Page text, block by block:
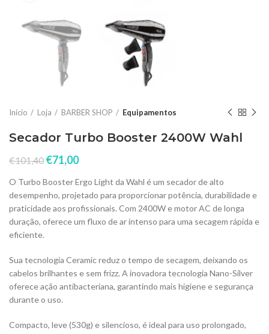
Início Loja BARBER SHOP Equipamentos
Secador Turbo Booster 2400W Wahl
€101,40 €71,00
O Turbo Booster Ergo Light da Wahl é um secador de alto
desempenho, projetado para proporcionar potência, durabilidade e
praticidade aos profissionais. Com 2400W e motor AC de longa
duração, oferece um fluxo de ar intenso para uma secagem rápida e
eficiente.
Sua tecnologia Ceramic reduz o tempo de secagem, deixando os
cabelos brilhantes e sem frizz. A inovadora tecnologia Nano-Silver
oferece ação antibacteriana, garantindo mais higiene e segurança
durante o uso.
Compacto, leve (530g) e silencioso, é ideal para uso prolongado,